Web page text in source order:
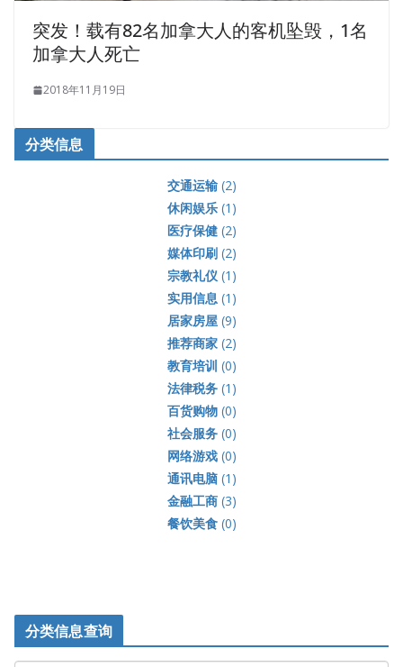
突发！载有82名加拿大人的客机坠毁，1名
加拿大人死亡
2018年11月19日
分类信息
交通运输(2)
休闲娱乐(1)
医疗保健(2)
媒体印刷(2)
宗教礼仪(1)
实用信息(1)
居家房屋(9)
推荐商家(2)
教育培训 (0)
法律税务(1)
百货购物(0)
社会服务(0)
网络游戏(0)
通讯电脑(1)
金融工商(3)
餐饮美食(0)
分类信息查询